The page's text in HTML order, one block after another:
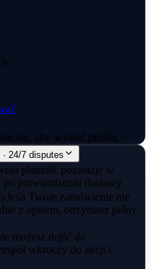
się, aby wysłać prośbę.
24/7 disputes
płatność pozostaje w
po potwierdzeniu dostawy.
Jeśli Twoje zamówienie nie
z opisem, otrzymasz pełny
możesz dojść do
wkroczy do akcji i